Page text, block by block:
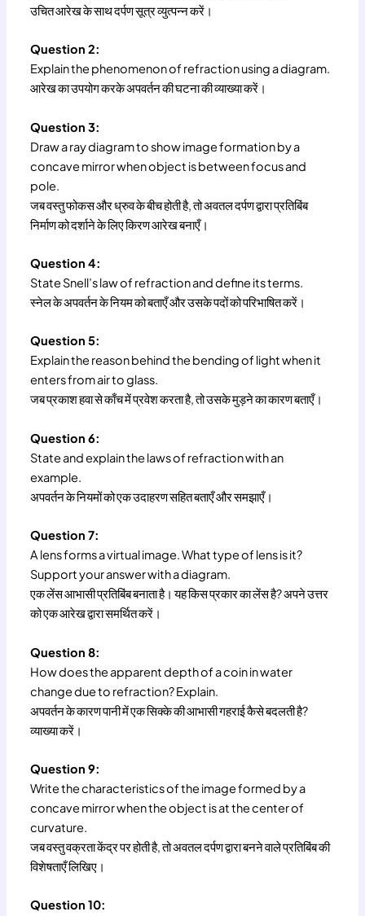
उचित आरेख के साथ दर्पण सूत्र व्युत्पन्न करें।
Question 2:
Explain the phenomenon of refraction using a diagram.
आरेख का उपयोग करके अपवर्तन की घटना की व्याख्या करें।
Question 3:
Draw a ray diagram to show image formation by a
concave mirror when object is between focus and
pole.
जब वस्तु फोकस और ध्रुव के बीच होती है, तो अवतल दर्पण द्वारा प्रतिबिंब
निर्माण को दर्शाने के लिए किरण आरेख बनाएँ।
Question 4:
State Snell’s law of refraction and define its terms.
स्नेल के अपवर्तन के नियम को बताएँ और उसके पदों को परिभाषित करें।
Question 5:
Explain the reason behind the bending of light when it
enters from air to glass.
जब प्रकाश हवा से काँच में प्रवेश करता है, तो उसके मुड़ने का कारण बताएँ।
Question 6:
State and explain the laws of refraction with an
example.
अपवर्तन के नियमों को एक उदाहरण सहित बताएँ और समझाएँ।
Question 7:
A lens forms a virtual image. What type of lens is it?
Support your answer with a diagram.
एक लेंस आभासी प्रतिबिंब बनाता है। यह किस प्रकार का लेंस है? अपने उत्तर
को एक आरेख द्वारा समर्थित करें।
Question 8:
How does the apparent depth of a coin in water
change due to refraction? Explain.
अपवर्तन के कारण पानी में एक सिक्के की आभासी गहराई कैसे बदलती है?
व्याख्या करें।
Question 9:
Write the characteristics of the image formed by a
concave mirror when the object is at the center of
curvature.
जब वस्तु वक्रता केंद्र पर होती है, तो अवतल दर्पण द्वारा बनने वाले प्रतिबिंब की
विशेषताएँ लिखिए।
Question 10: